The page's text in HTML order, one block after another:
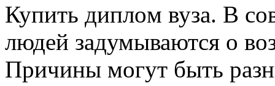
Купить диплoм вузa. В
людей задумываются о
Причины могут быть